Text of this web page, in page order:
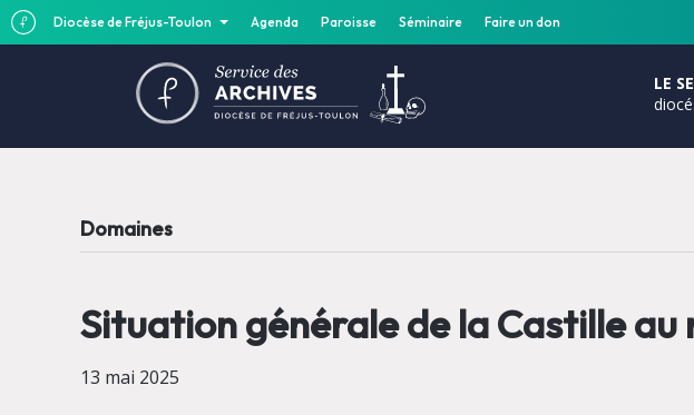
Diocèse de Fréjus-Toulon Agenda Paroisse Séminaire Faire un don
LE
Domaines
Situation générale de la Castille au
13 mai 2025